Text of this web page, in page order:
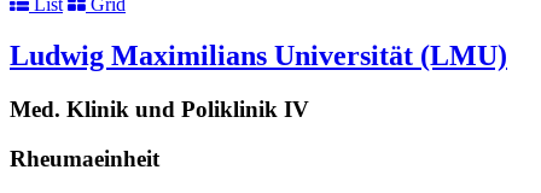
List
Grid
Ludwig Maximilians Universität (LMU)
Med. Klinik und Poliklinik IV
Rheumaeinheit